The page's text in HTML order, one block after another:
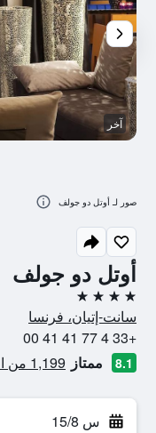
أوتل دو جولف
4 نجوم
سانت-إتيان، فرنسا
+33 4 77 41 41 00
8.1 ممتاز 1,199 من التقييمات تم التحقق منها
س 15/8
آخر
صور لـ أوتل دو جولف